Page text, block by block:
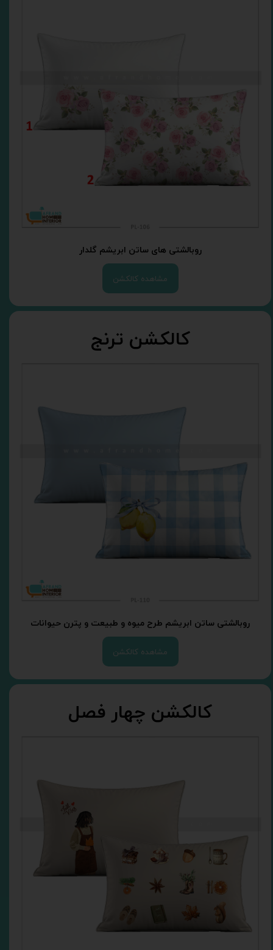
روبالشتی های ساتن ابریشم گلدار
مشاهده کالکشن
کالکشن ترنج
روبالشتی ساتن ابریشم طرح میوه و طبیعت و پترن حیوانات
مشاهده کالکشن
کالکشن چهار فصل